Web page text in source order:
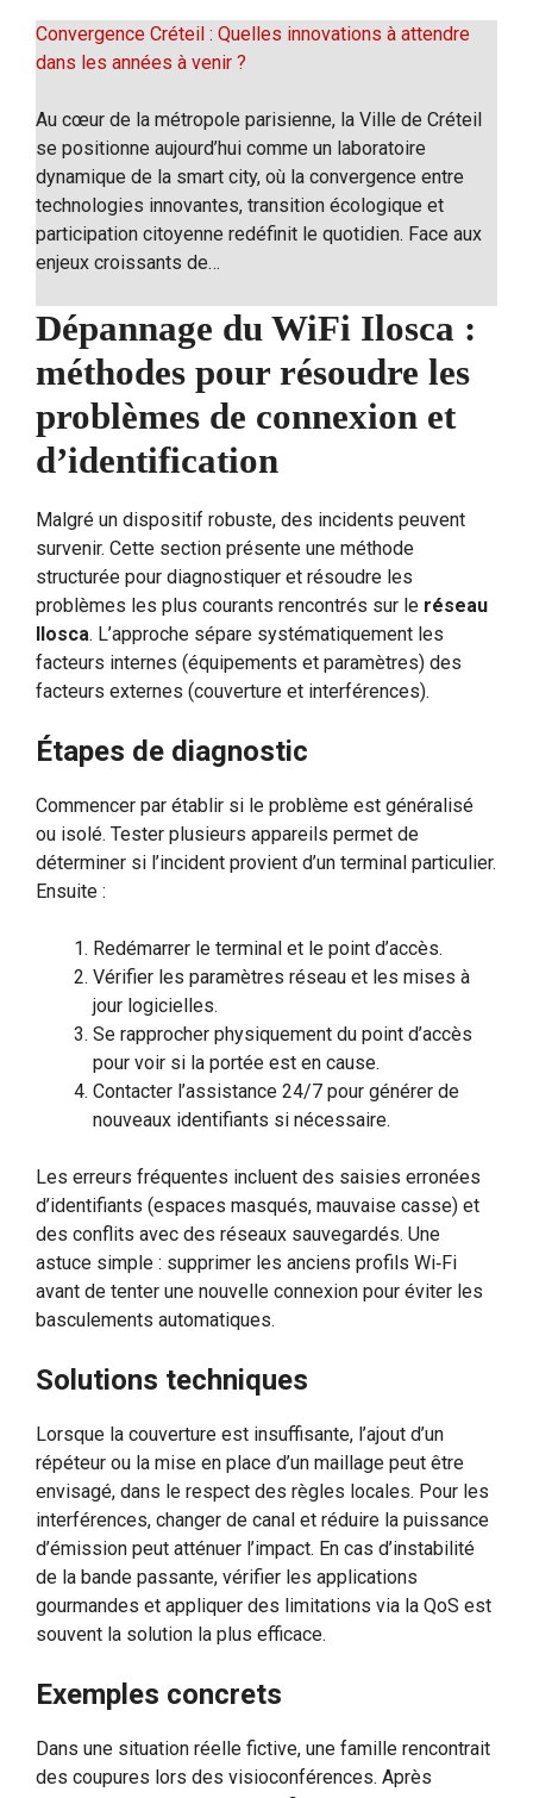
Convergence Créteil : Quelles innovations à attendre
dans les années à venir ?
Au cœur de la métropole parisienne, la Ville de Créteil
se positionne aujourd’hui comme un laboratoire
dynamique de la smart city, où la convergence entre
technologies innovantes, transition écologique et
participation citoyenne redéfinit le quotidien. Face aux
enjeux croissants de…
Dépannage du WiFi Ilosca :
méthodes pour résoudre les
problèmes de connexion et
d’identification
Malgré un dispositif robuste, des incidents peuvent
survenir. Cette section présente une méthode
structurée pour diagnostiquer et résoudre les
problèmes les plus courants rencontrés sur le réseau
Ilosca. L’approche sépare systématiquement les
facteurs internes (équipements et paramètres) des
facteurs externes (couverture et interférences).
Étapes de diagnostic
Commencer par établir si le problème est généralisé
ou isolé. Tester plusieurs appareils permet de
déterminer si l’incident provient d’un terminal particulier.
Ensuite :
Redémarrer le terminal et le point d’accès.
Vérifier les paramètres réseau et les mises à
jour logicielles.
Se rapprocher physiquement du point d’accès
pour voir si la portée est en cause.
Contacter l’assistance 24/7 pour générer de
nouveaux identifiants si nécessaire.
Les erreurs fréquentes incluent des saisies erronées
d’identifiants (espaces masqués, mauvaise casse) et
des conflits avec des réseaux sauvegardés. Une
astuce simple : supprimer les anciens profils Wi‑Fi
avant de tenter une nouvelle connexion pour éviter les
basculements automatiques.
Solutions techniques
Lorsque la couverture est insuffisante, l’ajout d’un
répéteur ou la mise en place d’un maillage peut être
envisagé, dans le respect des règles locales. Pour les
interférences, changer de canal et réduire la puissance
d’émission peut atténuer l’impact. En cas d’instabilité
de la bande passante, vérifier les applications
gourmandes et appliquer des limitations via la QoS est
souvent la solution la plus efficace.
Exemples concrets
Dans une situation réelle fictive, une famille rencontrait
des coupures lors des visioconférences. Après